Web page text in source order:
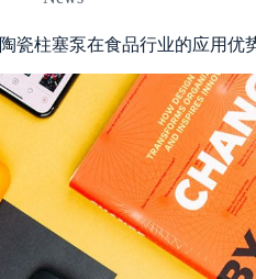
陶瓷柱塞泵在食品行业的应用优